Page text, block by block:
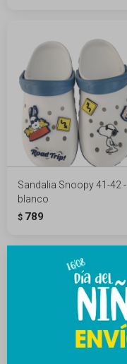
Sandalia Snoopy 41-42 -
blanco
$ 789